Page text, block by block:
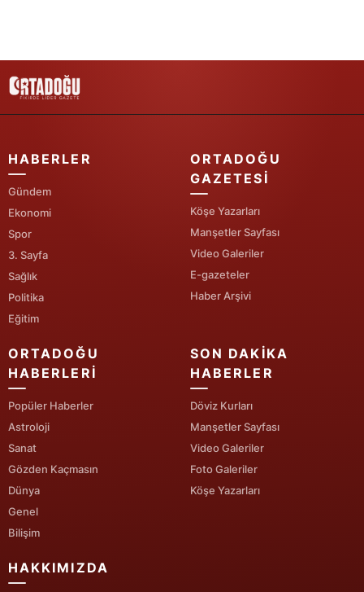
Kırıkkale
Bartın
Ardahan
Iğdır
Yalova
Karabük
Osmaniye
Düzce
HABERLER
Gündem
Ekonomi
Spor
3. Sayfa
Sağlık
Politika
Eğitim
ORTADOĞU
GAZETESI
Köşe Yazarları
Manşetler Sayfası
Video Galeriler
E-gazeteler
Haber Arşivi
ORTADOĞU
HABERLERI
Popüler Haberler
Astroloji
Sanat
Gözden Kaçmasın
Dünya
Genel
Bilişim
SON DAKIKA
HABERLER
Döviz Kurları
Manşetler Sayfası
Video Galeriler
Foto Galeriler
Köşe Yazarları
HAKKIMIZDA